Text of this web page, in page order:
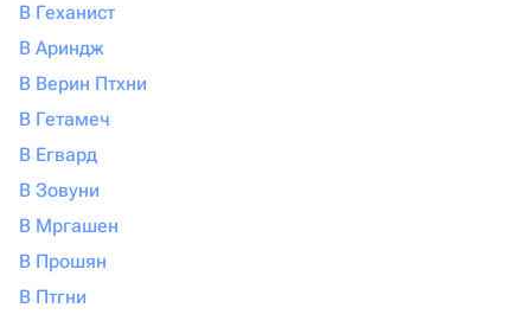
В Геханист
В Ариндж
В Верин Птхни
В Гетамеч
В Егвард
В Зовуни
В Мргашен
В Прошян
В Птгни